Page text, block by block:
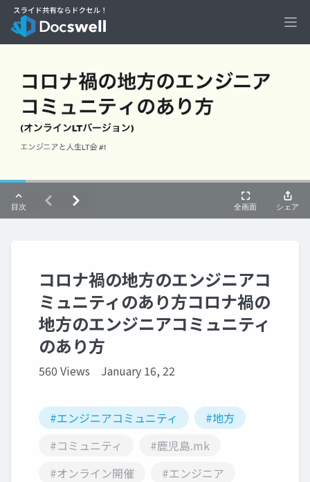
コロナ禍の地方のエンジニアコ
ミュニティのあり方コロナ禍の
地方のエンジニアコミュニティ
のあり方
560 Views January 16, 22
#エンジニアコミュニティ
#地方
#コミュニティ
#鹿児島.mk
#オンライン開催
#エンジニア